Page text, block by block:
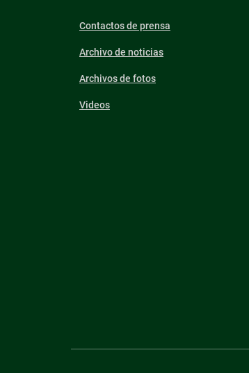
Contactos de prensa
Archivo de noticias
Archivos de fotos
Videos